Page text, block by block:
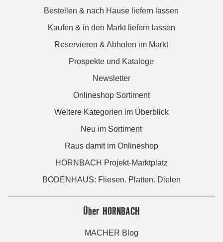
Bestellen & nach Hause liefern lassen
Kaufen & in den Markt liefern lassen
Reservieren & Abholen im Markt
Prospekte und Kataloge
Newsletter
Onlineshop Sortiment
Weitere Kategorien im Überblick
Neu im Sortiment
Raus damit im Onlineshop
HORNBACH Projekt-Marktplatz
BODENHAUS: Fliesen. Platten. Dielen
Über HORNBACH
MACHER Blog